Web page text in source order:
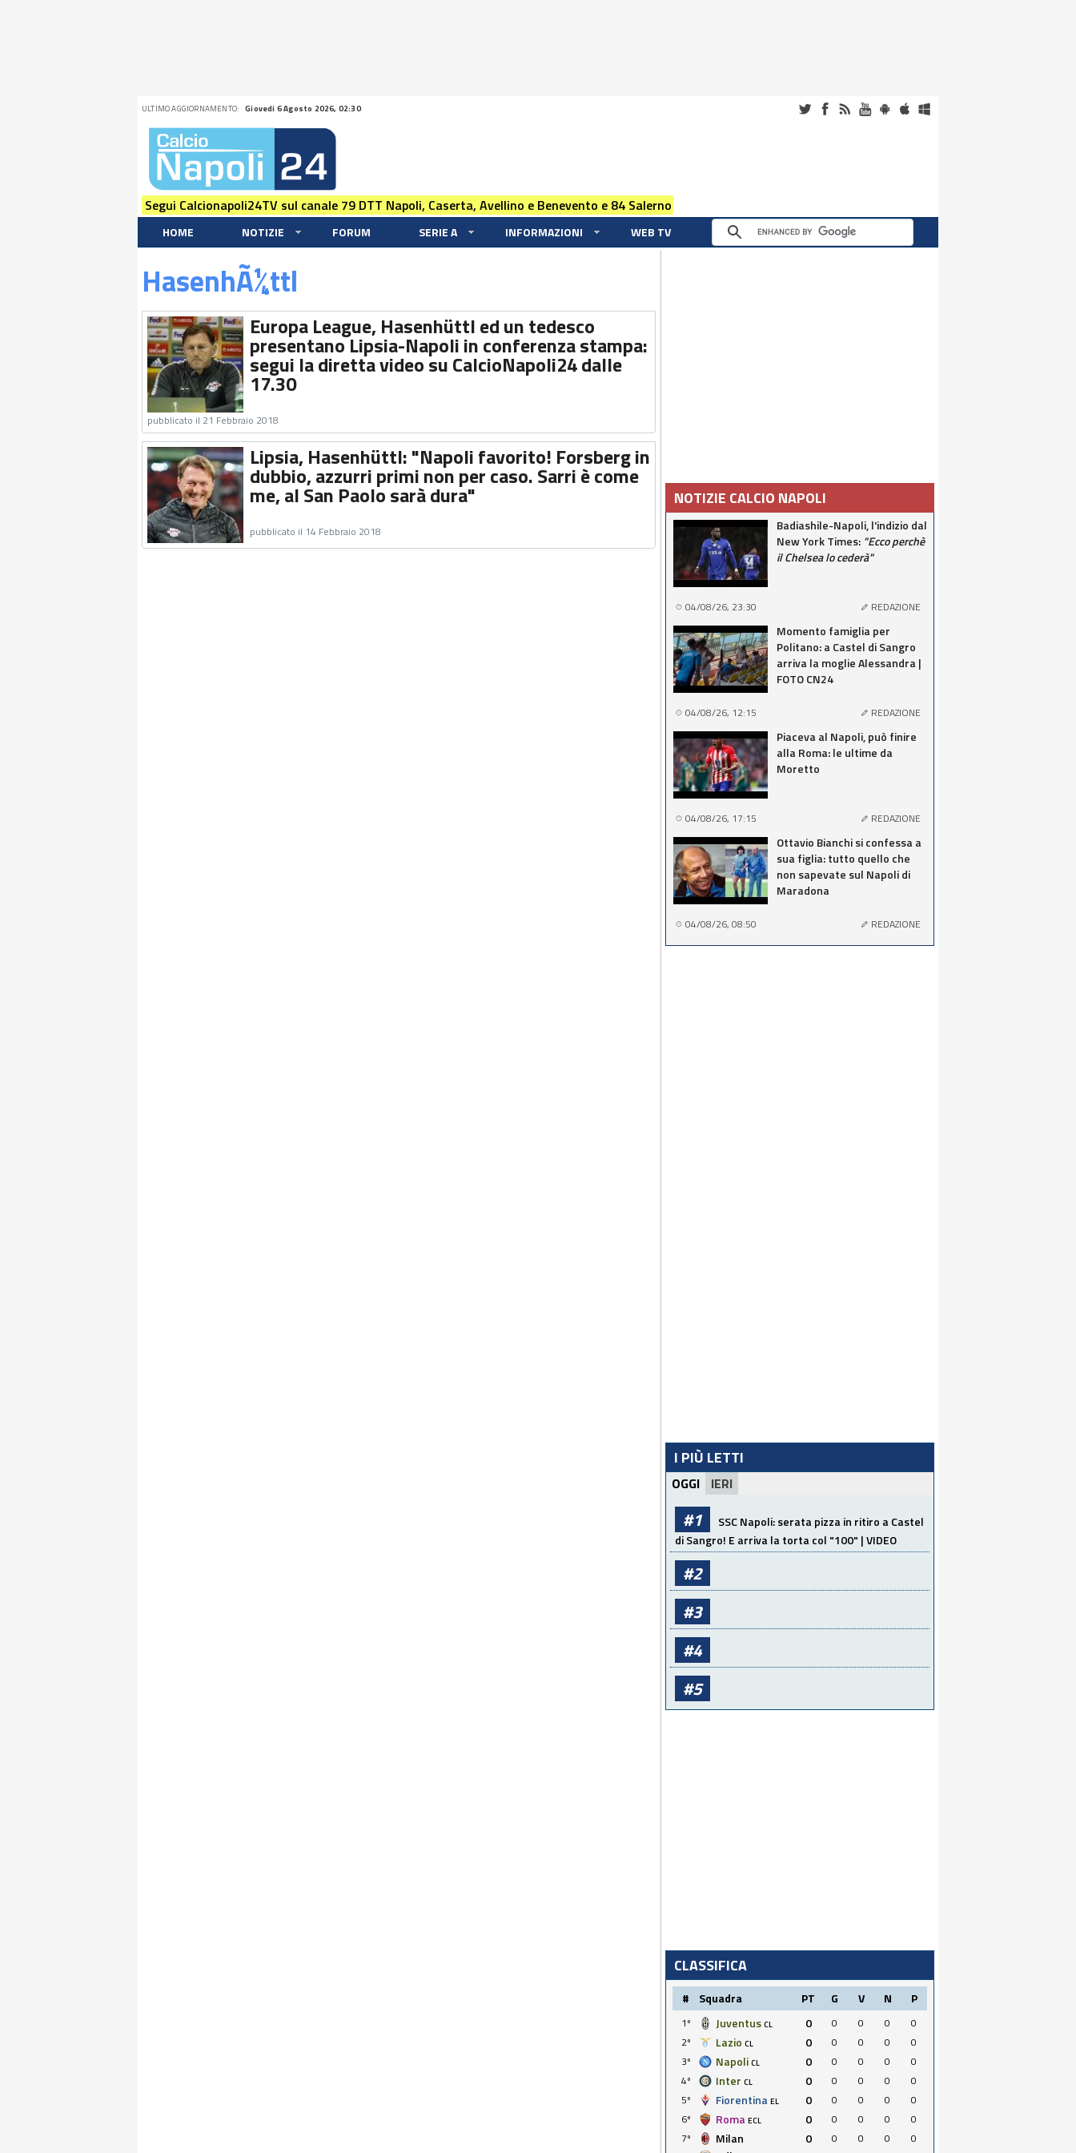
ULTIMO AGGIORNAMENTO: Giovedi 6 Agosto 2026, 02:30
Segui Calcionapoli24TV sul canale 79 DTT Napoli, Caserta, Avellino e Benevento e 84 Salerno
HOME NOTIZIE FORUM SERIE A INFORMAZIONI WEB TV
HasenhÃ¼ttl
Europa League, Hasenhüttl ed un tedesco
presentano Lipsia-Napoli in conferenza stampa:
segui la diretta video su CalcioNapoli24 dalle
17.30
pubblicato il 21 Febbraio 2018
Lipsia, Hasenhüttl: "Napoli favorito! Forsberg in
dubbio, azzurri primi non per caso. Sarri è come
me, al San Paolo sarà dura"
pubblicato il 14 Febbraio 2018
NOTIZIE CALCIO NAPOLI
Badiashile-Napoli, l'indizio dal
New York Times: "Ecco perchè
il Chelsea lo cederà"
04/08/26, 23:30 REDAZIONE
Momento famiglia per
Politano: a Castel di Sangro
arriva la moglie Alessandra |
FOTO CN24
04/08/26, 12:15 REDAZIONE
Piaceva al Napoli, può finire
alla Roma: le ultime da
Moretto
04/08/26, 17:15 REDAZIONE
Ottavio Bianchi si confessa a
sua figlia: tutto quello che
non sapevate sul Napoli di
Maradona
04/08/26, 08:50 REDAZIONE
I PIÙ LETTI
OGGI IERI
#1 SSC Napoli: serata pizza in ritiro a Castel
di Sangro! E arriva la torta col "100" | VIDEO
#2
#3
#4
#5
CLASSIFICA
# Squadra PT G V N P
1º Juventus CL 0 0 0 0
0
2º
Lazio CL 0 0 0 0
0
3º
Napoli CL 0 0 0 0
0
4º
Inter CL 0 0 0 0
0
5º
Fiorentina EL 0 0 0 0
0
6º
Roma ECL 0 0 0 0
0
7º
Milan 0 0 0 0
0